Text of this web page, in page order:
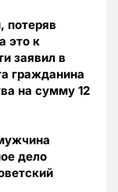
потеряв
это к
заявил в
гражданина
на сумму 12
дело